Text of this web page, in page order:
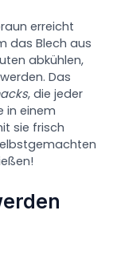
erreicht
das Blech aus
abkühlen,
Das
, die jeder
in einem
sie frisch